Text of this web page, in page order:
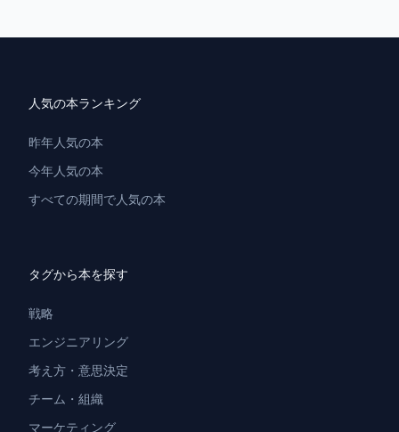
人気の本ランキング
昨年人気の本
今年人気の本
すべての期間で人気の本
タグから本を探す
戦略
エンジニアリング
考え方・意思決定
チーム・組織
マーケティング